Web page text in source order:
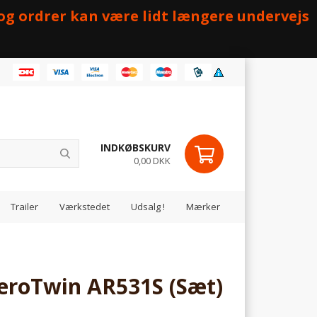
ordrer kan være lidt længere undervejs
INDKØBSKURV
0,00 DKK
Trailer Værkstedet Udsalg ! Mærker
AR531S (Sæt)